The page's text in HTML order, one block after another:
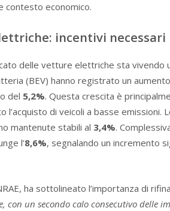
contesto economico.
incentivi necessari
delle vetture elettriche sta vivendo
(BEV) hanno registrato un
del 5,2%. Questa crescita è
l’acquisto di veicoli a basse emissioni.
mantenute stabili al 3,4%.
l’8,6%, segnalando un incremento
ha sottolineato l’importanza di
con un secondo calo consecutivo delle